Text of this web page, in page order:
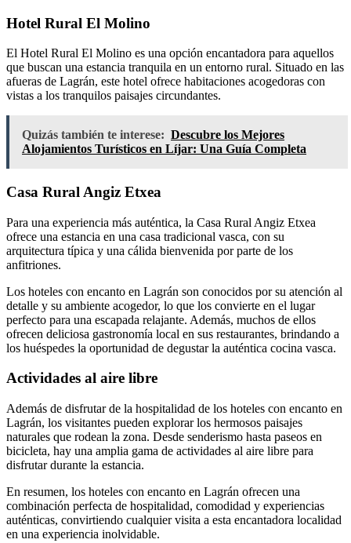
Hotel Rural El Molino
El Hotel Rural El Molino es una opción encantadora para aquellos
que buscan una estancia tranquila en un entorno rural. Situado en las
afueras de Lagrán, este hotel ofrece habitaciones acogedoras con
vistas a los tranquilos paisajes circundantes.
Quizás también te interese: Descubre los Mejores
Alojamientos Turísticos en Líjar: Una Guía Completa
Casa Rural Angiz Etxea
Para una experiencia más auténtica, la Casa Rural Angiz Etxea
ofrece una estancia en una casa tradicional vasca, con su
arquitectura típica y una cálida bienvenida por parte de los
anfitriones.
Los hoteles con encanto en Lagrán son conocidos por su atención al
detalle y su ambiente acogedor, lo que los convierte en el lugar
perfecto para una escapada relajante. Además, muchos de ellos
ofrecen deliciosa gastronomía local en sus restaurantes, brindando a
los huéspedes la oportunidad de degustar la auténtica cocina vasca.
Actividades al aire libre
Además de disfrutar de la hospitalidad de los hoteles con encanto en
Lagrán, los visitantes pueden explorar los hermosos paisajes
naturales que rodean la zona. Desde senderismo hasta paseos en
bicicleta, hay una amplia gama de actividades al aire libre para
disfrutar durante la estancia.
En resumen, los hoteles con encanto en Lagrán ofrecen una
combinación perfecta de hospitalidad, comodidad y experiencias
auténticas, convirtiendo cualquier visita a esta encantadora localidad
en una experiencia inolvidable.